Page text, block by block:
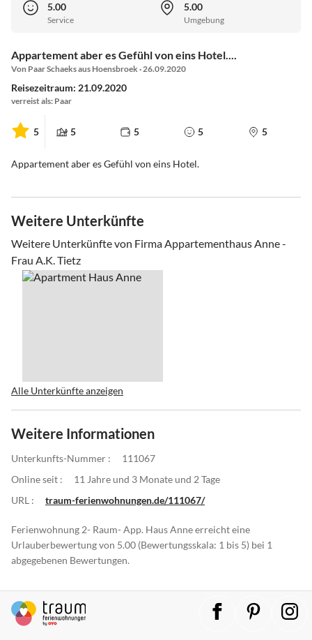
5.00
Service
5.00
Umgebung
Appartement aber es Gefühl von eins Hotel....
Von Paar Schaeks aus Hoensbroek · 26.09.2020
Reisezeitraum: 21.09.2020
verreist als: Paar
5 5 5 5 5
Appartement aber es Gefühl von eins Hotel.
Weitere Unterkünfte
Weitere Unterkünfte von Firma Appartementhaus Anne -
Frau A.K. Tietz
Alle Unterkünfte anzeigen
Weitere Informationen
Unterkunfts-Nummer :
111067
Online seit :
11 Jahre und 3 Monate und 2 Tage
URL :
traum-ferienwohnungen.de/111067/
Ferienwohnung 2- Raum- App. Haus Anne erreicht eine
Urlauberbewertung von 5.00 (Bewertungsskala: 1 bis 5) bei 1
abgegebenen Bewertungen.